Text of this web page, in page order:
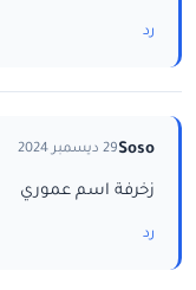
رد
Soso29 ديسمبر 2024
زخرفة اسم عموري
رد